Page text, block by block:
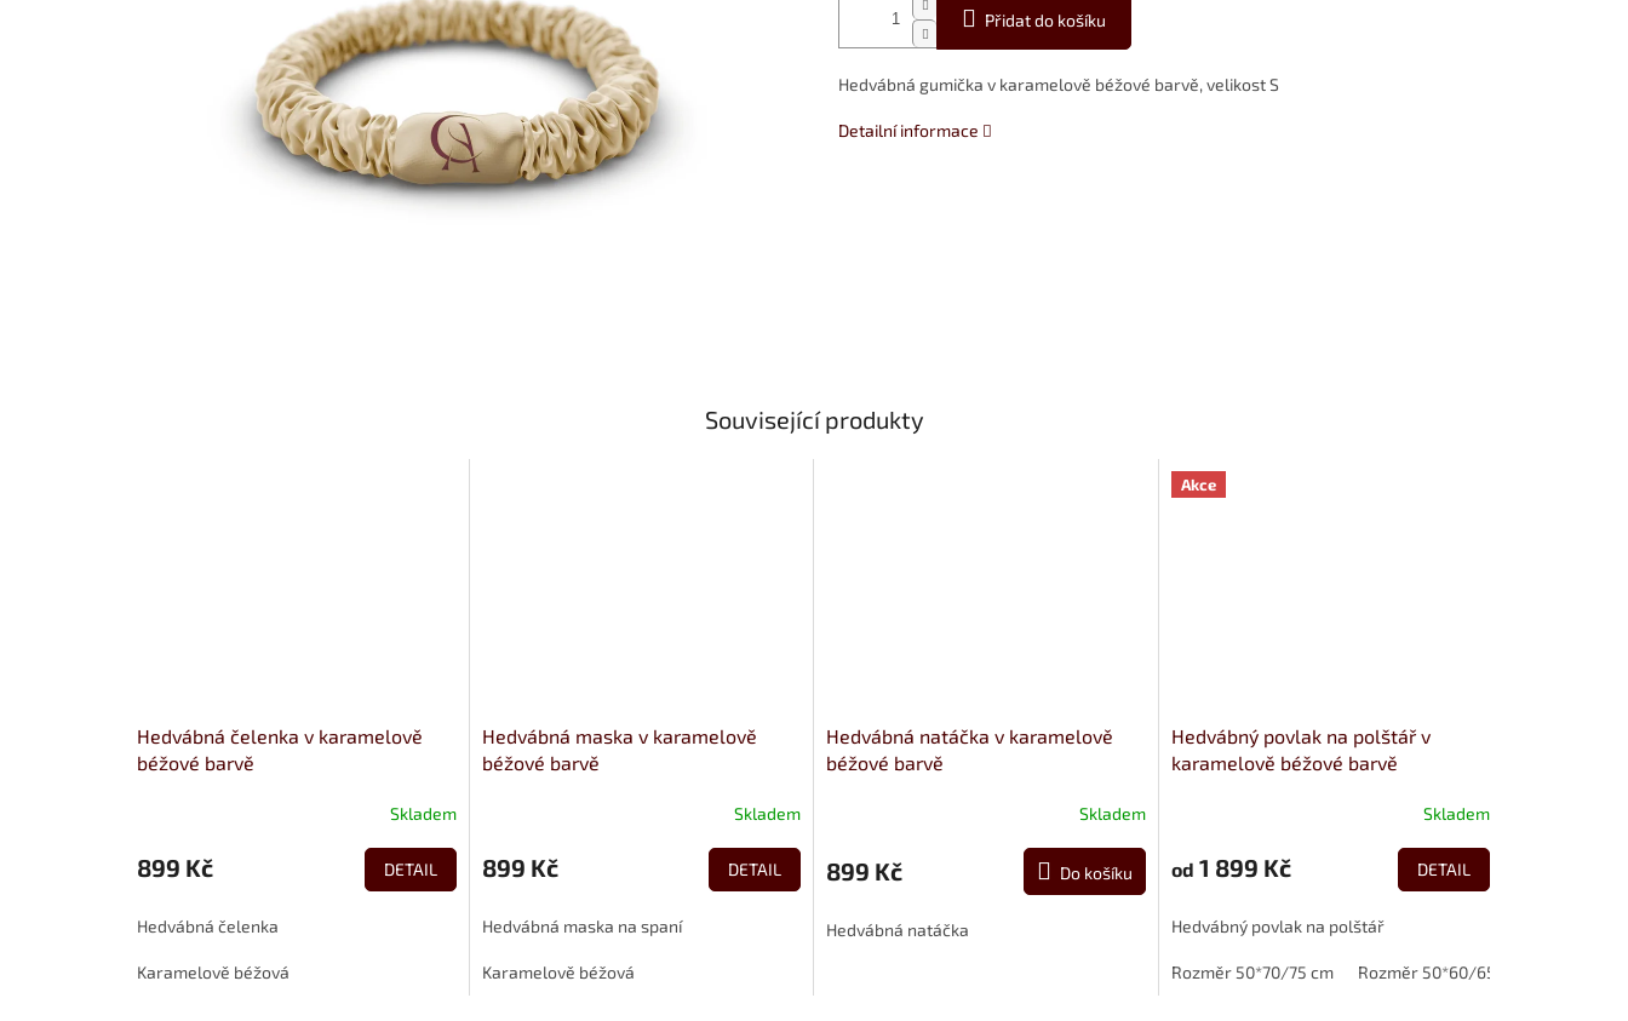
Přidat do košíku
Hedvábná gumička v karamelově béžové barvě, velikost S
Detailní informace
Související produkty
Hedvábná čelenka v karamelově
béžové barvě
Skladem
899 Kč DETAIL
Hedvábná čelenka
Karamelově béžová
Hedvábná maska v karamelově
béžové barvě
Skladem
899 Kč DETAIL
Hedvábná maska na spaní
Karamelově béžová
Hedvábná natáčka v karamelově
béžové barvě
Skladem
899 Kč Do košíku
Hedvábná natáčka
Akce
Hedvábný povlak na polštář v
karamelově béžové barvě
Skladem
od 1 899 Kč DETAIL
Hedvábný povlak na polštář
Rozměr 50*70/75 cm Rozměr 50*60/65 cm